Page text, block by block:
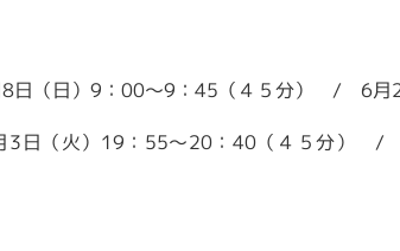
（日）9：00～9：45（４５分） / 6月
日（火）19：55～20：40（４５分） /